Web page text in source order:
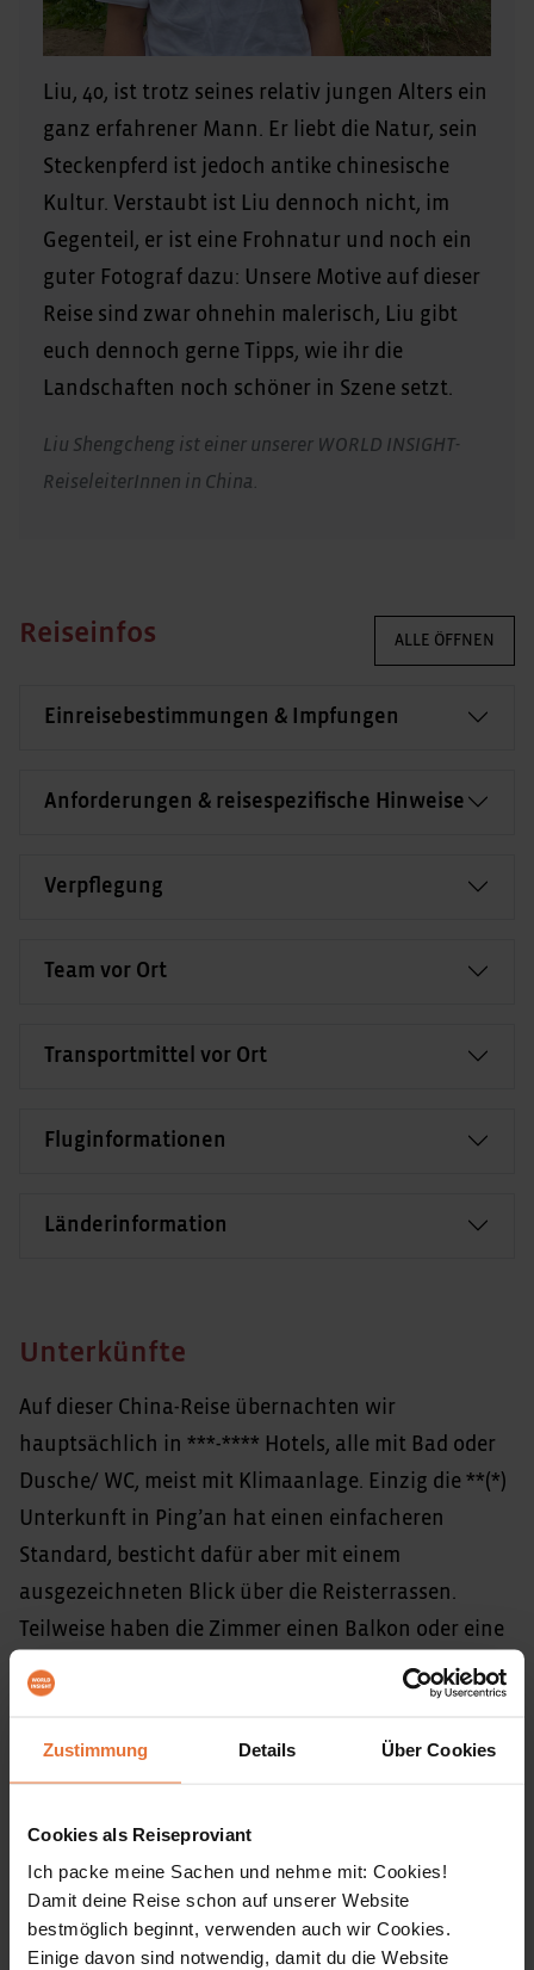
Zustimmung Details Über Cookies
Cookies als Reiseproviant
Ich packe meine Sachen und nehme mit: Cookies!
Damit deine Reise schon auf unserer Website
bestmöglich beginnt, verwenden auch wir Cookies.
Einige davon sind notwendig, damit du die Website
Liu, 40, ist trotz seines relativ jungen Alters ein
ganz erfahrener Mann. Er liebt die Natur, sein
Steckenpferd ist jedoch antike chinesische
Kultur. Verstaubt ist Liu dennoch nicht, im
Gegenteil, er ist eine Frohnatur und noch ein
guter Fotograf dazu: Unsere Motive auf dieser
Reise sind zwar ohnehin malerisch, Liu gibt
euch dennoch gerne Tipps, wie ihr die
Landschaften noch schöner in Szene setzt.
Liu Shengcheng ist einer unserer WORLD INSIGHT-
ReiseleiterInnen in China.
Reiseinfos ALLE ÖFFNEN
Einreisebestimmungen & Impfungen
Anforderungen & reisespezifische Hinweise
Verpflegung
Team vor Ort
Transportmittel vor Ort
Fluginformationen
Länderinformation
Unterkünfte
Auf dieser China-Reise übernachten wir
hauptsächlich in ***-**** Hotels, alle mit Bad oder
Dusche/ WC, meist mit Klimaanlage. Einzig die **(*)
Unterkunft in Ping’an hat einen einfacheren
Standard, besticht dafür aber mit einem
ausgezeichneten Blick über die Reisterrassen.
Teilweise haben die Zimmer einen Balkon oder eine
Terrasse, in Guilin steht sogar ein saisonaler
Außenpool, sowie in Zhangjiajie ein Innenpool zur
Verfügung.
Inkludierte Leistungen